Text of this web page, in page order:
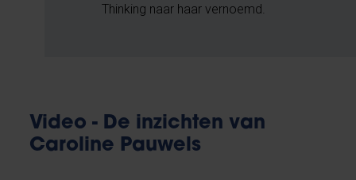
Thinking naar haar vernoemd.
Video - De inzichten van
Caroline Pauwels